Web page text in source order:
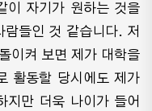
이 자기가 원하는 것을
들인 것 같습니다. 저
이켜 보면 제가 대학을
활동할 당시에도 제가
지만 더욱 나이가 들어